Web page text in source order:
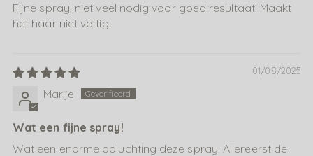
Fijne spray, niet veel nodig voor goed resultaat. Maakt
het haar niet vettig.
01/08/2025
Marije
Wat een fijne spray!
Wat een enorme opluchting deze spray. Allereerst de